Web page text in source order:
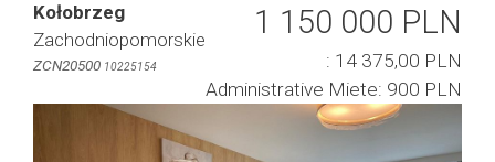
Kołobrzeg
Zachodniopomorskie
ZCN20500 10225154
1 150 000 PLN
: 14 375,00 PLN
Administrative Miete: 900 PLN